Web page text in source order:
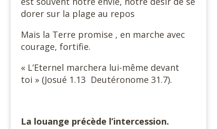
dorer sur la plage au repos
Mais la Terre promise , en marche avec
courage, fortifie.
« L’Eternel marchera lui-même devant
toi » (Josué 1.13 Deutéronome 31.7).
La louange précède l’intercession.